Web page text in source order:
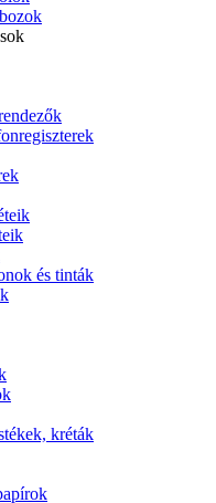
és tinták
kréták